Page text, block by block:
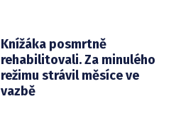
Knížáka posmrtně
rehabilitovali. Za minulého
režimu strávil měsíce ve
vazbě